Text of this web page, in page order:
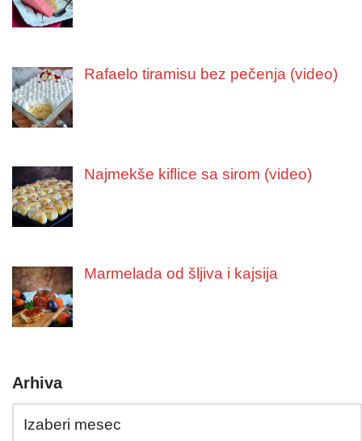
Rafaelo tiramisu bez pečenja (video)
Najmekše kiflice sa sirom (video)
Marmelada od šljiva i kajsija
Arhiva